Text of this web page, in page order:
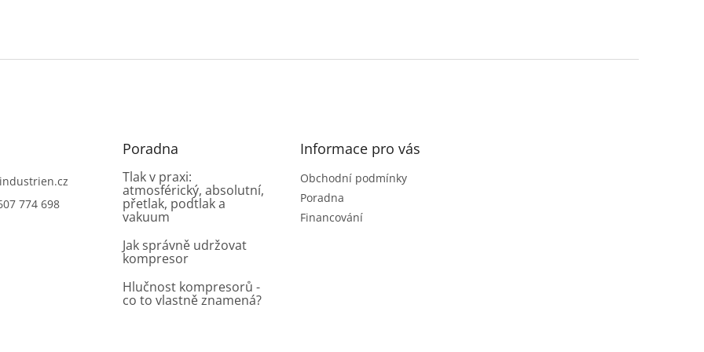
industrien.cz
774 698
Poradna
Tlak v praxi:
atmosférický, absolutní,
přetlak, podtlak a
vakuum
Jak správně udržovat
kompresor
Hlučnost kompresorů -
co to vlastně znamená?
Informace pro vás
Obchodní podmínky
Poradna
Financování